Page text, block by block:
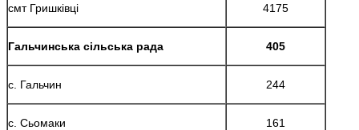
смт Гришківці 4175
Гальчинська сільська рада 405
с. Гальчин 244
с. Сьомаки 161